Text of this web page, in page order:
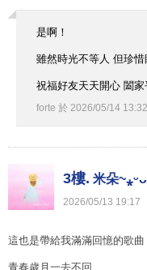
是啊！
雖然時光不等人 但珍
祝福好友天天開心 闔家
forte 於 2026/05/14 13:32
3樓. 米朵
2026/05/13 19:17
這也是帶給我滿滿回憶的歌曲
青春歲月一去不回